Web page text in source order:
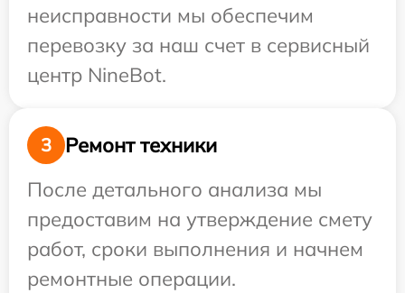
неисправности мы обеспечим
перевозку за наш счет в сервисный
центр NineBot.
3
Ремонт техники
После детального анализа мы
предоставим на утверждение смету
работ, сроки выполнения и начнем
ремонтные операции.